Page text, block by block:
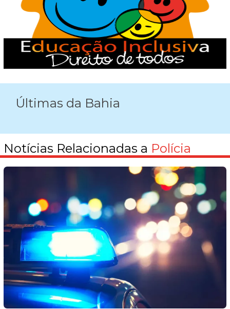
Últimas da Bahia
Notícias Relacionadas a Polícia